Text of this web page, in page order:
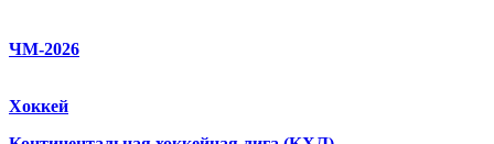
ЧМ-2026
Хоккей